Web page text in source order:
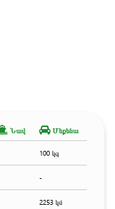
Նավ Մեքենա
100 կգ
-
2253 կմ